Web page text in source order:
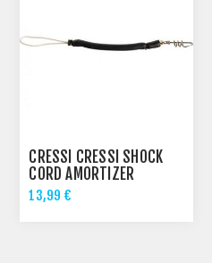
CRESSI CRESSI SHOCK
CORD AMORTIZER
13,99 €